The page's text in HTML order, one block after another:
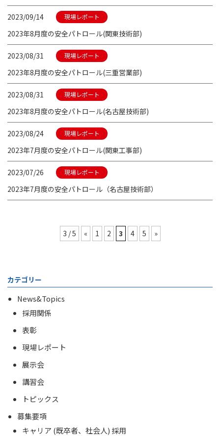
2023/09/14 現場レポート
2023年8月度の安全パトロール(関東技術部)
2023/08/31 現場レポート
2023年8月度の安全パトロール(三重営業部)
2023/08/31 現場レポート
2023年8月度の安全パトロール(名古屋技術部)
2023/08/24 現場レポート
2023年7月度の安全パトロール(関東工事部)
2023/07/26 現場レポート
2023年7月度の安全パトロール（名古屋技術部）
3 / 5 « 1 2 3 4 5 »
カテゴリー
News&Topics
採用関係
表彰
現場レポート
展示会
講習会
トピックス
募集要項
キャリア (既卒者、社会人) 採用